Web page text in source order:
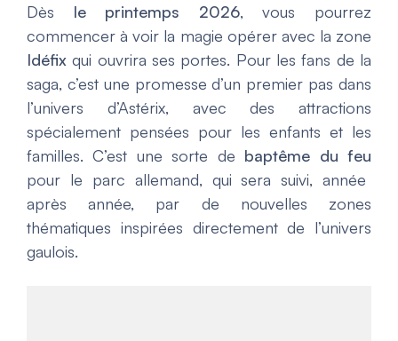
Dès le printemps 2026, vous pourrez
commencer à voir la magie opérer avec la zone
Idéfix qui ouvrira ses portes. Pour les fans de la
saga, c’est une promesse d’un premier pas dans
l’univers d’Astérix, avec des attractions
spécialement pensées pour les enfants et les
familles. C’est une sorte de baptême du feu
pour le parc allemand, qui sera suivi, année
après année, par de nouvelles zones
thématiques inspirées directement de l’univers
gaulois.